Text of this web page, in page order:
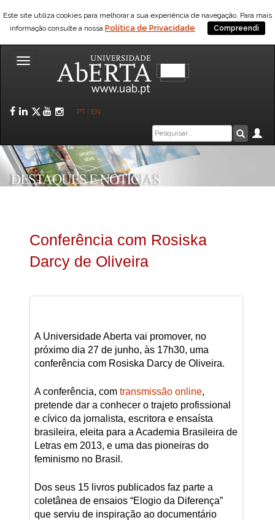
Este site utiliza cookies para melhorar a sua experiência de navegação. Para mais
informação consulte a nossa Política de Privacidade Compreendi
Toggle
Facebook
LinkedIn
Twitter
YouTube
Instagram
PT EN
Caixa
de
pesquisa
Conferência com Rosiska
Darcy de Oliveira
A Universidade Aberta vai promover, no
próximo dia 27 de junho, às 17h30, uma
conferência com Rosiska Darcy de Oliveira.
A conferência, com transmissão online,
pretende dar a conhecer o trajeto profissional
e cívico da jornalista, escritora e ensaísta
brasileira, eleita para a Academia Brasileira de
Letras em 2013, e uma das pioneiras do
feminismo no Brasil.
Dos seus 15 livros publicados faz parte a
coletânea de ensaios “Elogio da Diferença”
que serviu de inspiração ao documentário